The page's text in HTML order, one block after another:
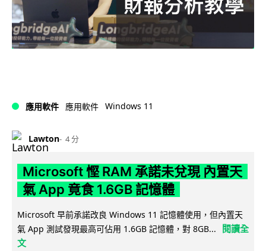
應用軟件 應用軟件 Windows 11
Lawton 4 分
Microsoft 慳 RAM 承諾未兌現 內置天
氣 App 竟食 1.6GB 記憶體
Microsoft 早前承諾改良 Windows 11 記憶體使用，但內置天
氣 App 測試發現最高可佔用 1.6GB 記憶體，對 8GB...
閱讀全
文